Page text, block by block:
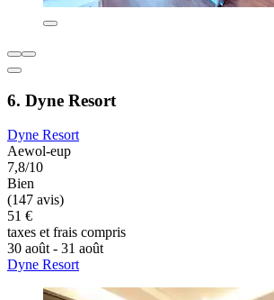
6. Dyne Resort
Dyne Resort
Aewol-eup
7,8/10
Bien
(147 avis)
51 €
taxes et frais compris
30 août - 31 août
Dyne Resort